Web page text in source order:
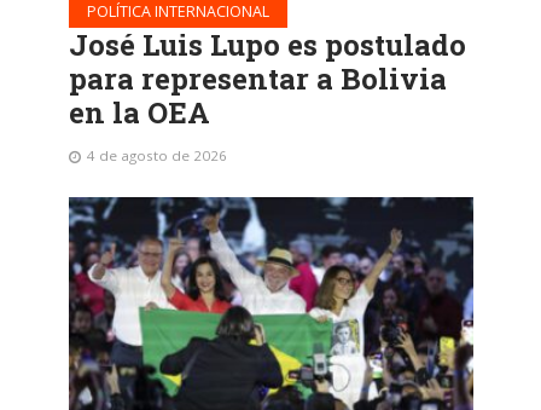
POLÍTICA INTERNACIONAL
José Luis Lupo es postulado
para representar a Bolivia
en la OEA
4 de agosto de 2026